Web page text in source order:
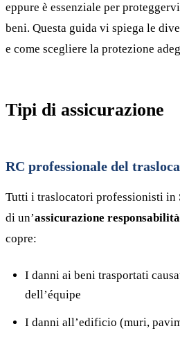
eppure è essenziale per
beni. Questa guida vi spiega le
e come scegliere la protezione
Tipi di assicurazione
RC professionale del
Tutti i traslocatori professionisti in
di un’assicurazione
copre:
I danni ai beni trasportati
dell’équipe
I danni all’edificio (muri,